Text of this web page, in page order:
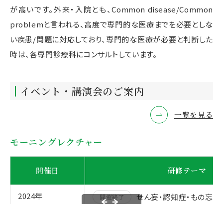
が高いです。外来・入院とも、Common disease/Common
problemと言われる、高度で専門的な医療までを必要としな
い疾患/問題に対応しており、専門的な医療が必要と判断した
時は、各専門診療科にコンサルトしています。
イベント・講演会のご案内
一覧を見る
モーニングレクチャー
開催日 研修テーマ
2024年
開催終了 せん妄・認知症・もの忘れ